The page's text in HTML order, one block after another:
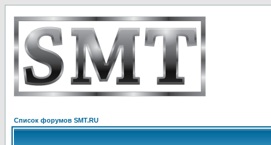
Список форумов SMT.RU